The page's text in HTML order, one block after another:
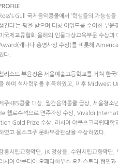
PROFILE
Ross’s Gull 국제음악콩쿨에서 ‘학생들의 가능성
긴다’는 평을 받으며 티칭 어워드를 수여한 부
국제교류협회 올해의 인물대상교육부문 수
캐나다 총영사상 수상)를 비롯해
다.
리스트 부윤정은 서울예술고등학교를 거쳐 한
하여 석사학위를 취득하였고, 이후 Midwest
주KBS콩쿨 대상, 월간음악콩쿨 금상, 서울청소
Be 첼로수석으로 연주자상 수상, Vivaldi
Gold Prize 수상, 러시아 야쿠츠크국립대학
였고 옴스크주 문화부장관상을 수상하였다.
릉시립교향악단, JK 앙상블, 수원시립교향악단
시아 야쿠티아 오페라하우스 오케스트라 협연